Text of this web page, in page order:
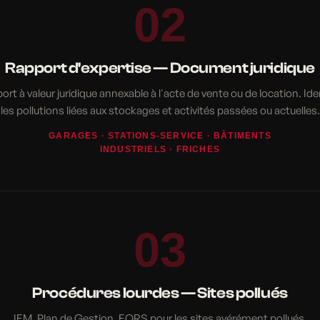
02
Rapport d'expertise — Document juridique
à valeur juridique annexable à l'acte de vente ou de location.
les pollutions liées aux stockages et activités passées ou actuelles.
GARAGES · STATIONS-SERVICE · BÂTIMENTS
INDUSTRIELS · FRICHES
03
Procédures lourdes — Sites pollués